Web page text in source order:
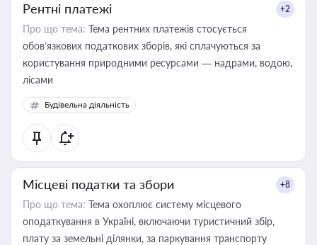
Рентні платежі +2
Про що тема: Тема рентних платежів стосується
обов’язкових податкових зборів, які сплачуються за
користування природними ресурсами — надрами, водою,
лісами
Будівельна діяльність
Місцеві податки та збори +8
Про що тема: Тема охоплює систему місцевого
оподаткування в Україні, включаючи туристичний збір,
плату за земельні ділянки, за паркування транспорту